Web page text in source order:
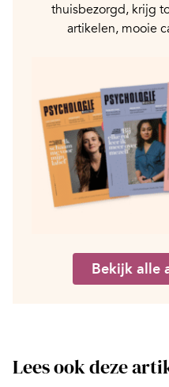
thuisbezorgd, krijg
artikelen, mooie
Bekijk alle
Lees ook deze